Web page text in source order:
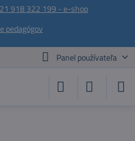
918 322 199 - e-shop
pedagógov
Panel používateľa